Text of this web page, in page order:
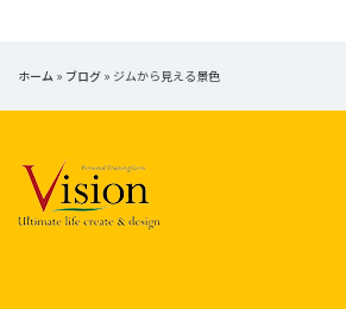
ホーム » ブログ » ジムから見える景色